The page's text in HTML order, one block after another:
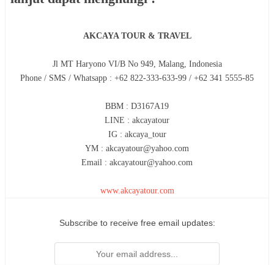
AKCAYA TOUR & TRAVEL
Jl MT Haryono VI/B No 949, Malang, Indonesia
Phone / SMS / Whatsapp : +62 822-333-633-99 / +62 341 5555-85
BBM : D3167A19
LINE : akcayatour
IG : akcaya_tour
YM : akcayatour@yahoo.com
Email : akcayatour@yahoo.com
www.akcayatour.com
Subscribe to receive free email updates: